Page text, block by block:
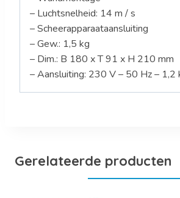
– Luchtsnelheid: 14 m / s
– Scheerapparaataansluiting
– Gew.: 1,5 kg
– Dim.: B 180 x T 91 x H 210 mm
– Aansluiting: 230 V – 50 Hz – 1,2
Gerelateerde producten